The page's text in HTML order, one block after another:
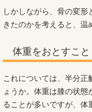
しかしながら、骨の変
きたのかを考えると、温
体重をおとすこと
これについては、半分正
ょうか。体重は膝の状態
ることが多いですが、体